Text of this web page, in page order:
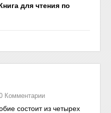
для чтения по
Комментарии
состоит из четырех